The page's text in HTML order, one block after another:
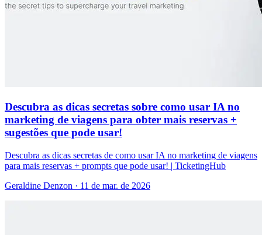
Descubra as dicas secretas sobre como usar IA no
marketing de viagens para obter mais reservas +
sugestões que pode usar!
Descubra as dicas secretas de como usar IA no marketing de viagens
para mais reservas + prompts que pode usar! | TicketingHub
Geraldine Denzon · 11 de mar. de 2026